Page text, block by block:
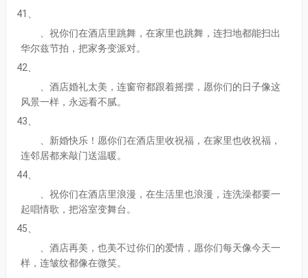
41、
、祝你们在酒店里跳舞，在家里也跳舞，连扫地都能扫出
华尔兹节拍，把家务变派对。
42、
、酒店婚礼太美，连窗帘都跟着摇摆，愿你们的日子像这
风景一样，永远看不腻。
43、
、新婚快乐！愿你们在酒店里收祝福，在家里也收祝福，
连邻居都来敲门送温暖。
44、
、祝你们在酒店里浪漫，在生活里也浪漫，连洗澡都要一
起唱情歌，把浴室变舞台。
45、
、酒店再美，也美不过你们的爱情，愿你们每天像今天一
样，连皱纹都像在微笑。